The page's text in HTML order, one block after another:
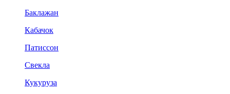
Баклажан
Кабачок
Патиссон
Свекла
Кукуруза